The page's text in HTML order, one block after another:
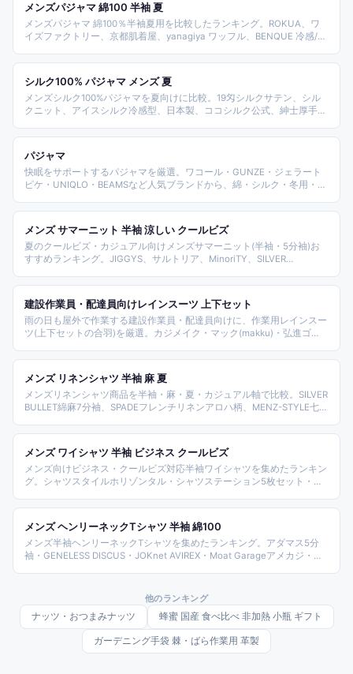
メンズパジャマ 綿100 半袖 夏
メンズパジャマ 綿100％半袖夏用を比較したランキング。ROKUA、ワ
イズファクトリー、京都肌着屋、yanagiya ワッフル、BENQUE 冷感/二
ゼ、パジャマ工房 ダブルガーゼなど主要モデルを横並びで紹介しま
シルク100% パジャマ メンズ 夏
メンズシルク100%パジャマを夏向けに比較。19匁シルクサテン、シル
クニット、アイスシルク冷感型、日本製、ココシルク公式、紳士厚手モ
パジャマ
快眠をサポートするパジャマを厳選。ワコール・GUNZE・ジェラート
ピケ・UNIQLO・BEAMSなど人気ブランドから、綿・シルク・冬用・夏
メンズ サマーニット 半袖 涼しい クールビズ
夏のクールビズ・カジュアル向けメンズサマーニット(半袖・5分袖)お
すすめランキング。JIGGYS、サルトリア、MinoriTY、SILVER
(クルーネック/ニットシャツ/ニットポロ)・素材(アイスコットン/12G)・
価格帯で比較します。
建設作業員・配達員向けレインスーツ 上下セット
雨の日も屋外で作業する建設作業員・配達員向けに、作業用レインスー
ツ(上下セットの合羽)を厳選。カジメイク・マック(makku)・弘進ゴ
の耐水圧・蒸れにくい透湿性・動きやすいストレッチ・上下セットの使
い勝手で比較しました。濡れても蒸れず動きやすい一着選びの参考にし
てください。
メンズ リネンシャツ 半袖 麻 夏
メンズリネンシャツ商品を半袖・麻・夏・カジュアル軸で比較。SILVER
BULLET綿麻7分袖、SPADEフレンチリネンアロハ柄、MENZ-STYLE七分
GENELESS全6色、select shop HKシアサッカー、コロニーバンドカラ
ー、TK-S半袖スリムまで価格帯と方式で整理。
メンズ ワイシャツ 半袖 ビジネス クールビズ
メンズ向けビジネス・クールビズ対応半袖ワイシャツを集めたランキン
グ。シャツスタイルホリゾンタル・シャツステーション5枚セット・ス
事ストライプ・SAHARAオーダー・Abitiボタンダウン・BLITZ・
WAWAJAPANクレリックまで商品を整理し、夏のオフィスの選び方を解
説します。
メンズ ヘンリーネックTシャツ 半袖 綿100
メンズ半袖ヘンリーネックTシャツを集めたランキング。アダマス5分
袖・GENELESS DISCUS・JOKnet AVIREX・Moat Garageアメカジ・
し、アメカジ・ブランドの選び方を解説します。
他のランキング
ナッツ・おつまみナッツ 蜂蜜 国産 食べ比べ 非加熱 小瓶 ギフト
ガーデニング手袋 棘・ばら作業用 革製